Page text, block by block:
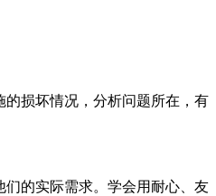
损坏情况，分析问题所在，有
的实际需求。学会用耐心、友